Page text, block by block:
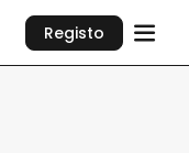
Registo